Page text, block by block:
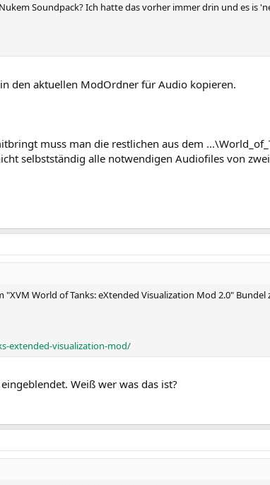
Soundpack? Ich hatte das vorher immer drin und es is
den aktuellen ModOrdner für Audio kopieren.
muss man die restlichen aus dem
selbstständig alle notwendigen Audiofiles von
World of Tanks: eXtended Visualization Mod 2.0"
extended-visualization-mod/
Weiß wer was das ist?